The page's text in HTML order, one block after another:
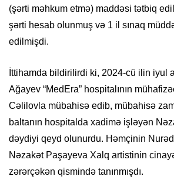
(şərti məhkum etmə) maddəsi tətbiq
şərti hesab olunmuş və 1 il sınaq
edilmişdi.
İttihamda bildirilirdi ki, 2024-cü ilin iyul
Ağayev “MedEra” hospitalının
Cəlilovla mübahisə edib, mübahisə
baltanın hospitalda xadimə işləyən
dəydiyi qeyd olunurdu. Həmçinin
Nəzakət Paşayeva Xalq artistinin
zərərçəkən qismində tanınmışdı.